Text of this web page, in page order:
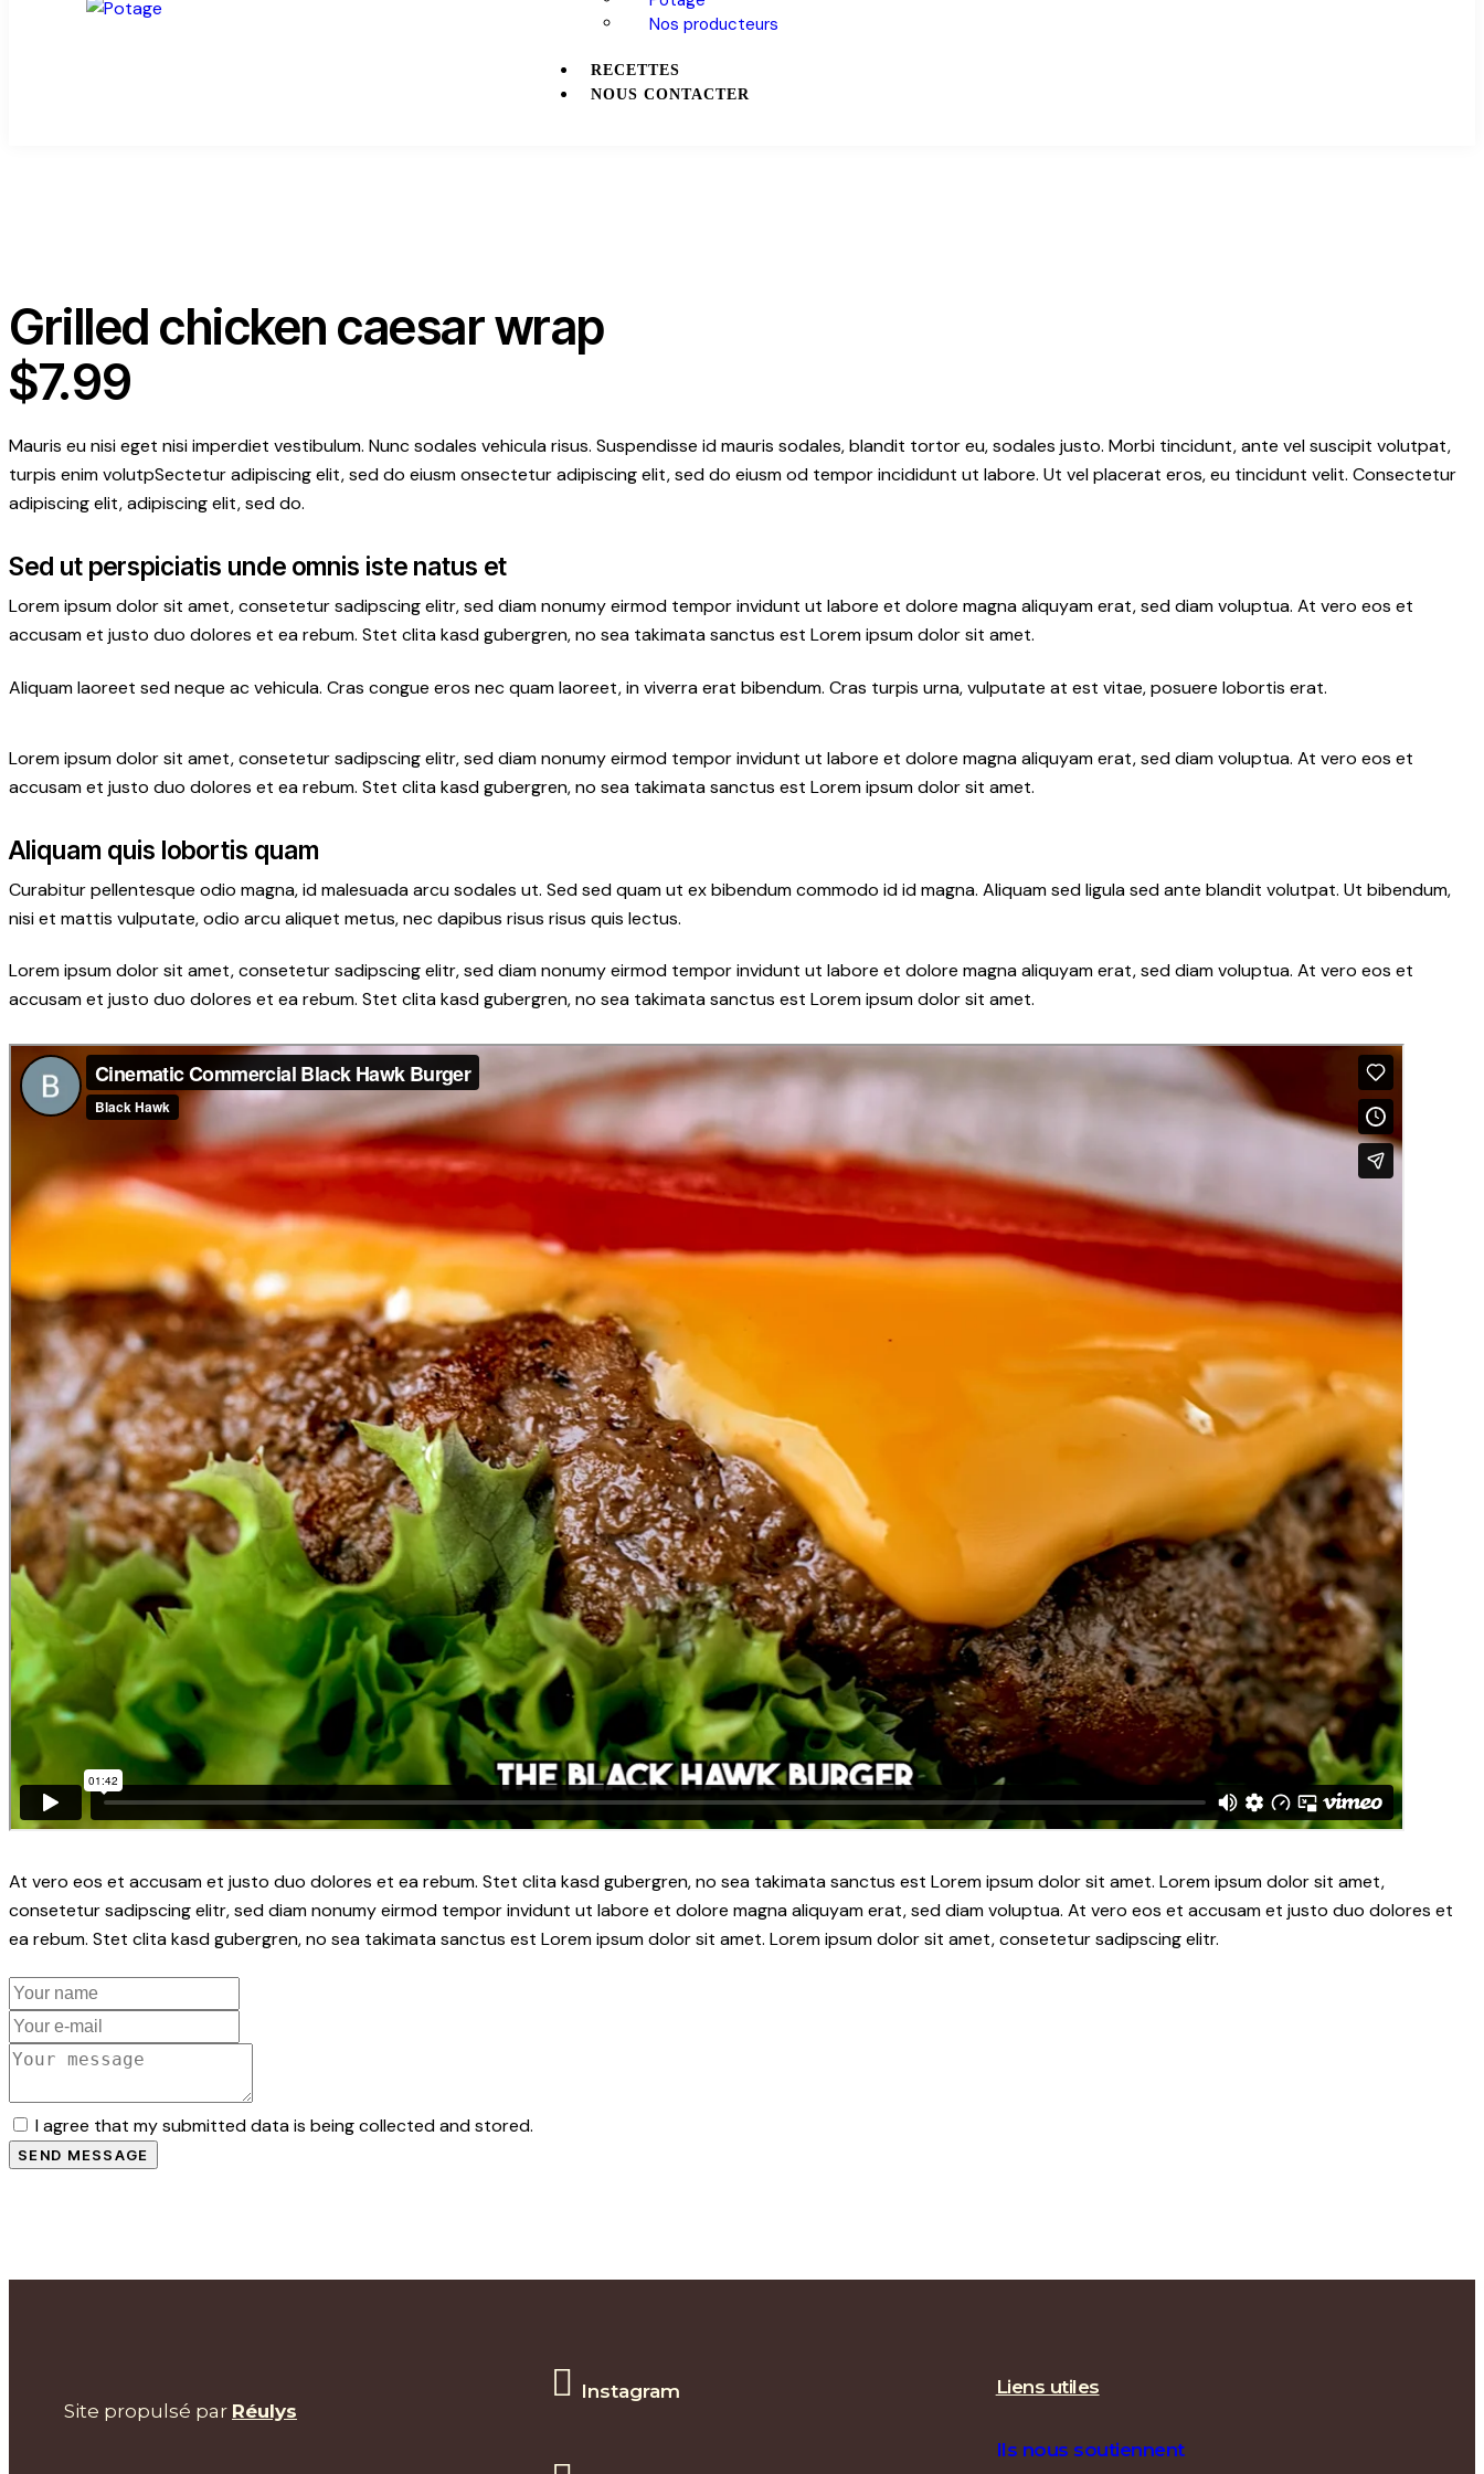
Nos producteurs
RECETTES
NOUS CONTACTER
Grilled chicken caesar wrap
$7.99
Mauris eu nisi eget nisi imperdiet vestibulum. Nunc sodales vehicula risus. Suspendisse id mauris sodales, blandit tortor eu, sodales justo. Morbi tincidunt, ante vel suscipit volutpat,
turpis enim volutpSectetur adipiscing elit, sed do eiusm onsectetur adipiscing elit, sed do eiusm od tempor incididunt ut labore. Ut vel placerat eros, eu tincidunt velit. Consectetur
adipiscing elit, adipiscing elit, sed do.
Sed ut perspiciatis unde omnis iste natus et
Lorem ipsum dolor sit amet, consetetur sadipscing elitr, sed diam nonumy eirmod tempor invidunt ut labore et dolore magna aliquyam erat, sed diam voluptua. At vero eos et
accusam et justo duo dolores et ea rebum. Stet clita kasd gubergren, no sea takimata sanctus est Lorem ipsum dolor sit amet.
Aliquam laoreet sed neque ac vehicula. Cras congue eros nec quam laoreet, in viverra erat bibendum. Cras turpis urna, vulputate at est vitae, posuere lobortis erat.
Lorem ipsum dolor sit amet, consetetur sadipscing elitr, sed diam nonumy eirmod tempor invidunt ut labore et dolore magna aliquyam erat, sed diam voluptua. At vero eos et
accusam et justo duo dolores et ea rebum. Stet clita kasd gubergren, no sea takimata sanctus est Lorem ipsum dolor sit amet.
Aliquam quis lobortis quam
Curabitur pellentesque odio magna, id malesuada arcu sodales ut. Sed sed quam ut ex bibendum commodo id id magna. Aliquam sed ligula sed ante blandit volutpat. Ut bibendum,
nisi et mattis vulputate, odio arcu aliquet metus, nec dapibus risus risus quis lectus.
Lorem ipsum dolor sit amet, consetetur sadipscing elitr, sed diam nonumy eirmod tempor invidunt ut labore et dolore magna aliquyam erat, sed diam voluptua. At vero eos et
accusam et justo duo dolores et ea rebum. Stet clita kasd gubergren, no sea takimata sanctus est Lorem ipsum dolor sit amet.
At vero eos et accusam et justo duo dolores et ea rebum. Stet clita kasd gubergren, no sea takimata sanctus est Lorem ipsum dolor sit amet. Lorem ipsum dolor sit amet,
consetetur sadipscing elitr, sed diam nonumy eirmod tempor invidunt ut labore et dolore magna aliquyam erat, sed diam voluptua. At vero eos et accusam et justo duo dolores et
ea rebum. Stet clita kasd gubergren, no sea takimata sanctus est Lorem ipsum dolor sit amet. Lorem ipsum dolor sit amet, consetetur sadipscing elitr.
I agree that my submitted data is being collected and stored.
SEND MESSAGE
Site propulsé par Réulys
Instagram Liens utiles
Ils nous soutiennent